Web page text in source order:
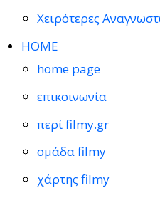
Χειρότερες
HOME
home page
επικοινωνία
περί filmy.gr
ομάδα filmy
χάρτης filmy